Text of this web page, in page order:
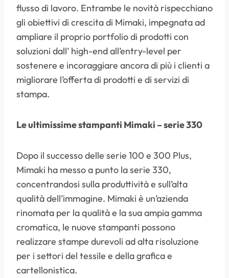
flusso di lavoro. Entrambe le novità rispecchiano
gli obiettivi di crescita di Mimaki, impegnata ad
ampliare il proprio portfolio di prodotti con
soluzioni dall’ high-end all’entry-level per
sostenere e incoraggiare ancora di più i clienti a
migliorare l’offerta di prodotti e di servizi di
stampa.
Le ultimissime stampanti Mimaki – serie 330
Dopo il successo delle serie 100 e 300 Plus,
Mimaki ha messo a punto la serie 330,
concentrandosi sulla produttività e sull’alta
qualità dell’immagine. Mimaki è un’azienda
rinomata per la qualità e la sua ampia gamma
cromatica, le nuove stampanti possono
realizzare stampe durevoli ad alta risoluzione
per i settori del tessile e della grafica e
cartellonistica.